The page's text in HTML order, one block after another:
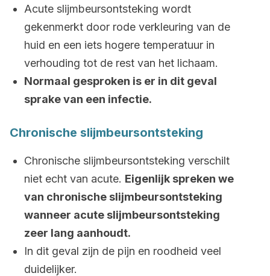
Acute slijmbeursontsteking wordt
gekenmerkt door rode verkleuring van de
huid en een iets hogere temperatuur in
verhouding tot de rest van het lichaam.
Normaal gesproken is er in dit geval
sprake van een infectie.
Chronische slijmbeursontsteking
Chronische slijmbeursontsteking verschilt
niet echt van acute. Eigenlijk spreken we
van chronische slijmbeursontsteking
wanneer acute slijmbeursontsteking
zeer lang aanhoudt.
In dit geval zijn de pijn en roodheid veel
duidelijker.